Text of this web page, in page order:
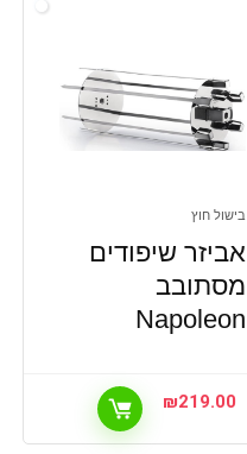
בישול חוץ
אביזר שיפודים
מסתובב
Napoleon
₪219.00